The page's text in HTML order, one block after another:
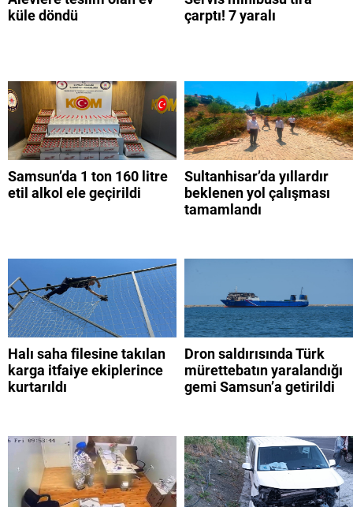
küle döndü
çarptı! 7 yaralı
Samsun’da 1 ton 160 litre
etil alkol ele geçirildi
Sultanhisar’da yıllardır
beklenen yol çalışması
tamamlandı
Halı saha filesine takılan
karga itfaiye ekiplerince
kurtarıldı
Dron saldırısında Türk
mürettebatın yaralandığı
gemi Samsun’a getirildi